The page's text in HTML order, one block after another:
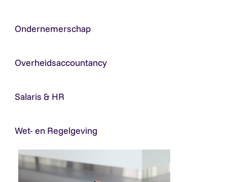
Ondernemerschap
Overheidsaccountancy
Salaris & HR
Wet- en Regelgeving